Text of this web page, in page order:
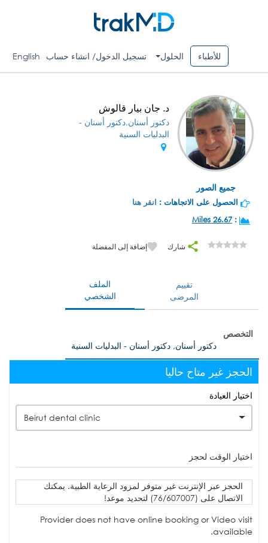
للأطباء الحلول تسجيل الدخول/ انشاء حساب English
جميع الصور
د. جان بيار قالوش
دكتور أسنان,دكتور أسنان -
البدليات السنية
الحصول على الاتجاهات : انقر هنا
:
26.67 Miles
شارك إضافة إلى المفضلة
الملف
الشخصي
تقييم
المرضى
التخصص
دكتور أسنان, دكتور أسنان - البدليات السنية
الحجز غير متاح حاليا
اختيار العيادة
Beirut dental clinic
اختيار الوقت لحجز
الحجز عبر الإنترنت غير متوفر لمزود الرعاية الطبية. يمكنك
الاتصال على (76/607007) لتحديد موعد!
Provider does not have online booking or Video visit
available.